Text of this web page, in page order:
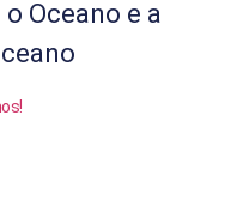
Oceano e a